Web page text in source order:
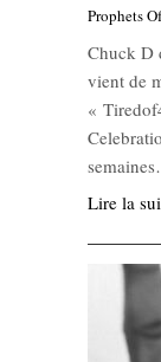
Prophets
Chuck D
vient de
«
Lire la